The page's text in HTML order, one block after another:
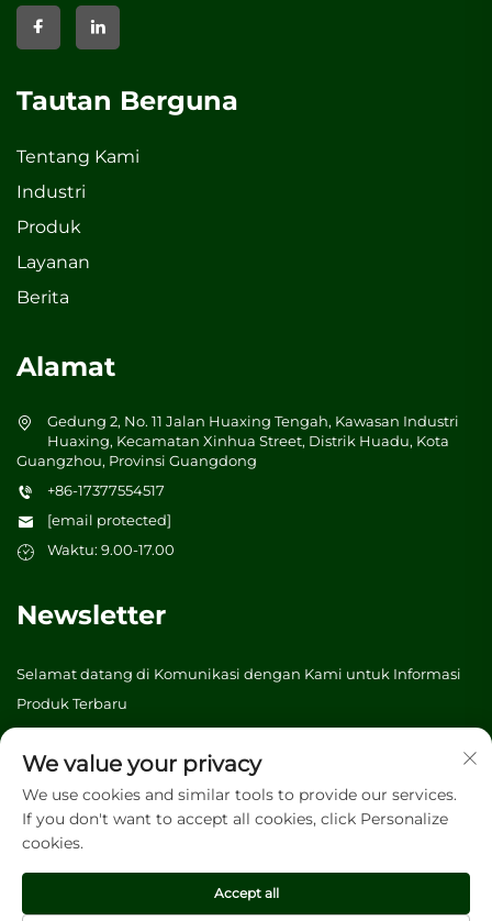
Tautan Berguna
Tentang Kami
Industri
Produk
Layanan
Berita
Alamat
Gedung 2, No. 11 Jalan Huaxing Tengah, Kawasan Industri
Huaxing, Kecamatan Xinhua Street, Distrik Huadu, Kota
Guangzhou, Provinsi Guangdong
+86-17377554517
[email protected]
Waktu: 9.00-17.00
Newsletter
Selamat datang di Komunikasi dengan Kami untuk Informasi
Produk Terbaru
Hak Cipta © 2026 Vibrant tree (Guangzhou) Packaging &
Printing Co., Ltd. Seluruh hak dilindungi. - Kebijakan privasi
We value your privacy
We use cookies and similar tools to provide our services.
If you don't want to accept all cookies, click Personalize
cookies.
Accept all